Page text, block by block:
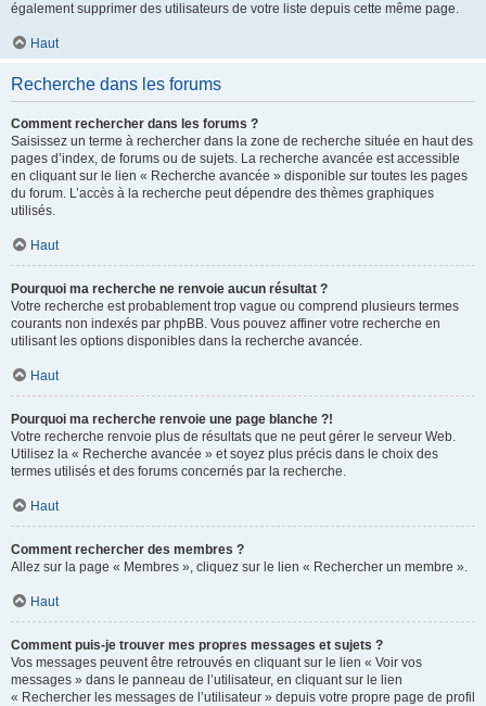
également supprimer des utilisateurs de votre liste depuis cette même page.
Haut
Recherche dans les forums
Comment rechercher dans les forums ?
Saisissez un terme à rechercher dans la zone de recherche située en haut des
pages d’index, de forums ou de sujets. La recherche avancée est accessible
en cliquant sur le lien « Recherche avancée » disponible sur toutes les pages
du forum. L’accès à la recherche peut dépendre des thèmes graphiques
utilisés.
Haut
Pourquoi ma recherche ne renvoie aucun résultat ?
Votre recherche est probablement trop vague ou comprend plusieurs termes
courants non indexés par phpBB. Vous pouvez affiner votre recherche en
utilisant les options disponibles dans la recherche avancée.
Haut
Pourquoi ma recherche renvoie une page blanche ?!
Votre recherche renvoie plus de résultats que ne peut gérer le serveur Web.
Utilisez la « Recherche avancée » et soyez plus précis dans le choix des
termes utilisés et des forums concernés par la recherche.
Haut
Comment rechercher des membres ?
Allez sur la page « Membres », cliquez sur le lien « Rechercher un membre ».
Haut
Comment puis-je trouver mes propres messages et sujets ?
Vos messages peuvent être retrouvés en cliquant sur le lien « Voir vos
messages » dans le panneau de l’utilisateur, en cliquant sur le lien
« Rechercher les messages de l’utilisateur » depuis votre propre page de profil